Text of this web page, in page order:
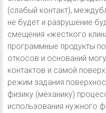
(слабый контакт),
не будет и разрушение
смещения «жесткого
программные продукты
откосов и оснований
контактов и самой
режим задания
физику (механику)
использования нужного